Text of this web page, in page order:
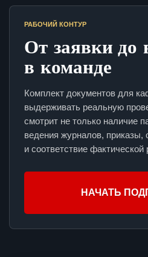
РАБОЧИЙ КОНТУР
От заявки до
в команде
Комплект документов для
выдерживать реальную
смотрит не только наличие
ведения журналов, приказы,
и соответствие фактической
НАЧАТЬ